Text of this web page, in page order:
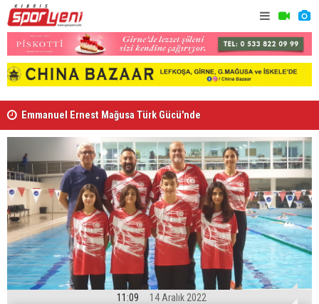
Emmanuel Ernest Mağusa Türk Gücü'nde
11:09 14 Aralık 2022